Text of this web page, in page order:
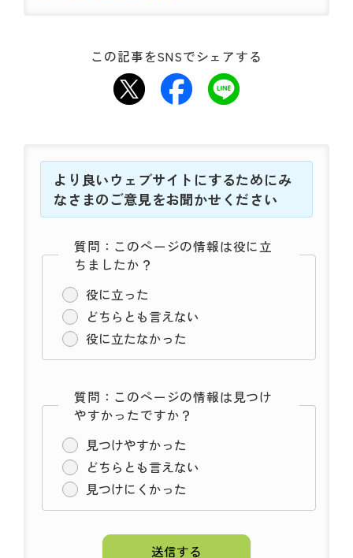
この記事をSNSでシェアする
より良いウェブサイトにするためにみ
なさまのご意見をお聞かせください
質問：このページの情報は役に立
ちましたか？
役に立った
どちらとも言えない
役に立たなかった
質問：このページの情報は見つけ
やすかったですか？
見つけやすかった
どちらとも言えない
見つけにくかった